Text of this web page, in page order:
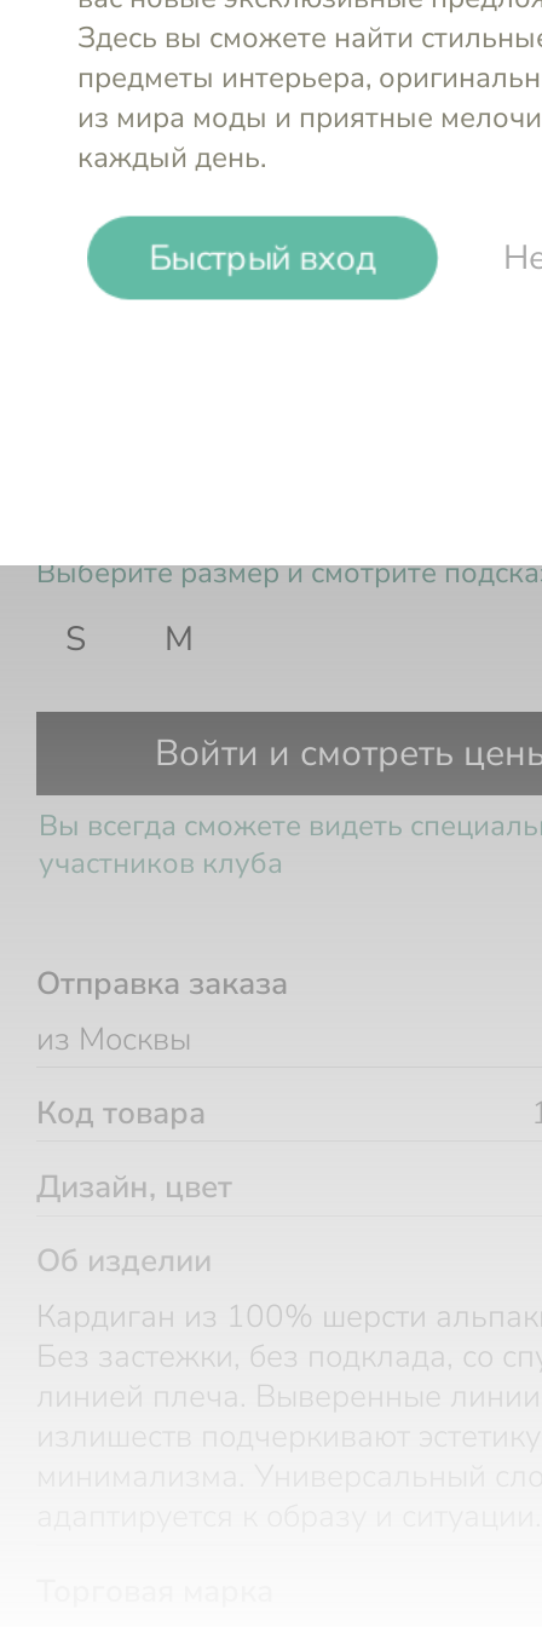
Быстрый вход
Выберите размер и смотрите
S M
Размер РФ Рост Грудь
Войти и смотреть
Вы всегда сможете видеть
участников клуба
Отправка заказа
из Москвы
Код товара
Дизайн, цвет
Об изделии
Кардиган из 100% шерсти
Без застежки, без подклада, со
линией плеча. Выверенные линии
излишеств подчеркивают эстетику